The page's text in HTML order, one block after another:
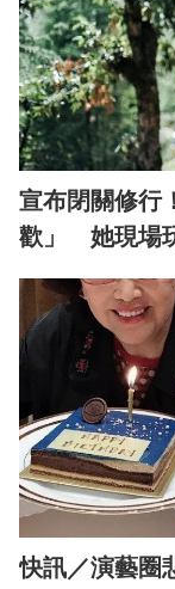
宣布閉關修行
歡」 她現場
快訊／演藝圈